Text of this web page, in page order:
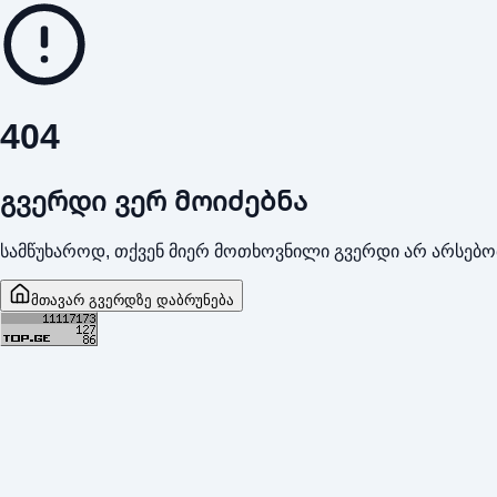
404
გვერდი ვერ მოიძებნა
სამწუხაროდ, თქვენ მიერ მოთხოვნილი გვერდი არ
მთავარ გვერდზე დაბრუნება